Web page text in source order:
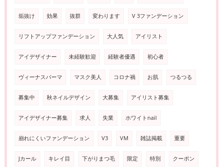
垢抜け 効果 抜群 変わります V 3ファンデーション
リフトアップファンデーション 大人気 アイリスト
アイデザイナー 未経験歓迎 経験者優遇 初心者
ヴィーナスパーマ マスク美人 コロナ禍 お肌 つるつる
募集中 秋ネイルデザイン 大募集 アイリスト募集
アイデザイナー募集 求人 失業 ホワイトnail
崩れにくいファンデーション V3 VM 雑誌掲載 重要
Jカール キレイ目 下がりまつ毛 限定 特別 クーポン